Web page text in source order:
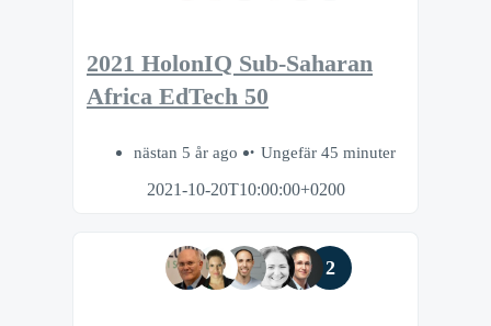
2021 HolonIQ Sub-Saharan
Africa EdTech 50
nästan 5 år ago
Ungefär 45 minuter
2021-10-20T10:00:00+0200
2